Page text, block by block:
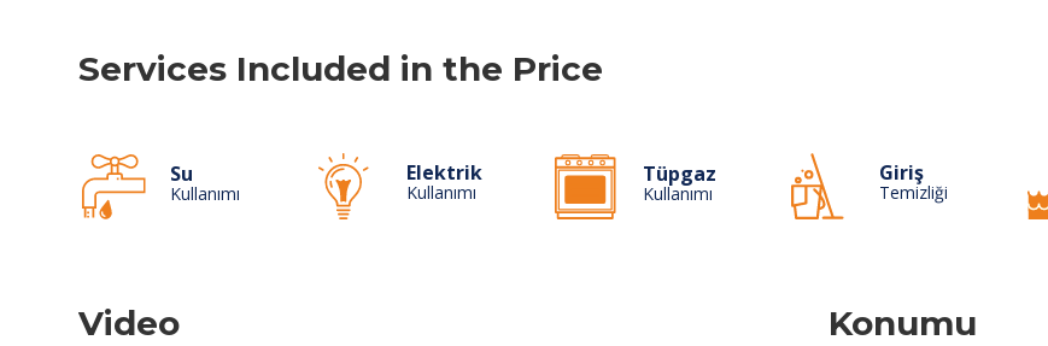
Services Included in the Price
Su
Kullanımı
Elektrik
Kullanımı
Tüpgaz
Kullanımı
Giriş
Temizliği
Video Konumu